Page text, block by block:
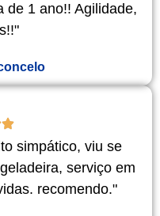
de 1 ano!! Agilidade,
simpático, viu se
serviço em
recomendo."